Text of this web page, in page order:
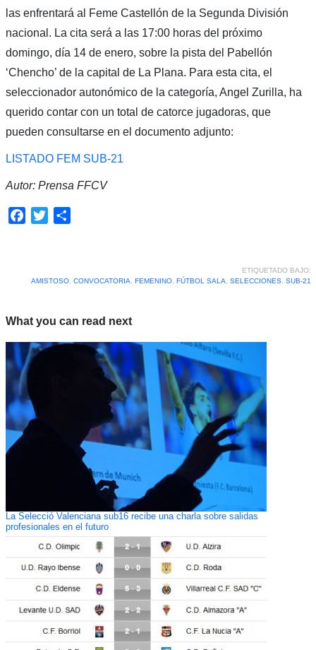
las enfrentará al Feme Castellón de la Segunda División
nacional. La cita será a las 17:00 horas del próximo
domingo, día 14 de enero, sobre la pista del Pabellón
‘Chencho’ de la capital de La Plana. Para esta cita, el
seleccionador autonómico de la categoría, Angel Zurilla, ha
querido contar con un total de catorce jugadoras, que
pueden consultarse en el documento adjunto:
LISTADO FEM SUB-21
Autor: Prensa FFCV
Facebook
Twitter
ETIQUETADO BAJO:
AMISTOSO, CONVOCATORIA FEMENINO, FÚTBOL SALA SELECCIONES, SUB-21
What you can read next
La Selecció Valenciana sub16 recibe una charla sobre salidas
profesionales en el futuro